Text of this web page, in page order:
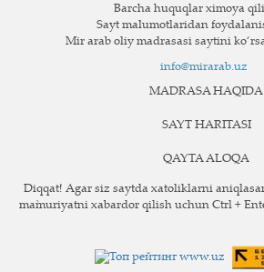
Barcha huquqlar ximoya
Sayt ma`lumotlaridan
Mir arab oliy madrasasi saytini
info@mirarab.uz
MADRASA HAQIDA
SAYT HARITASI
QAYTA ALOQA
Diqqat! Agar siz saytda xatoliklarni
ma`muriyatni xabardor qilish uchun Ctrl +